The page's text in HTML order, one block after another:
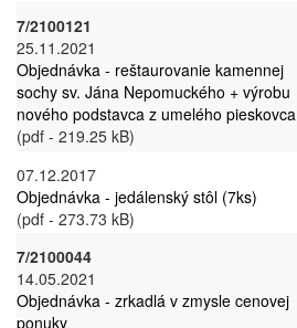
7/2100121
25.11.2021
Objednávka - reštaurovanie kamennej
sochy sv. Jána Nepomuckého + výrobu
nového podstavca z umelého pieskovca
(pdf - 219.25 kB)
07.12.2017
Objednávka - jedálenský stôl (7ks)
(pdf - 273.73 kB)
7/2100044
14.05.2021
Objednávka - zrkadlá v zmysle cenovej
ponuky